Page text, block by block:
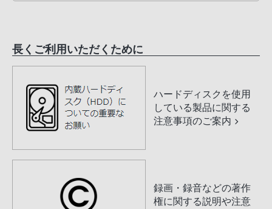
長くご利用いただくために
ハードディスクを使用
している製品に関する
注意事項のご案内
録画・録音などの著作
権に関する説明や注意